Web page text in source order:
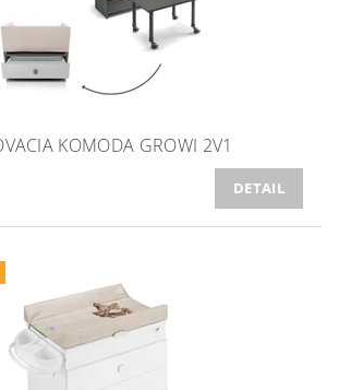
KOMODA GROWI 2V1
DETAIL